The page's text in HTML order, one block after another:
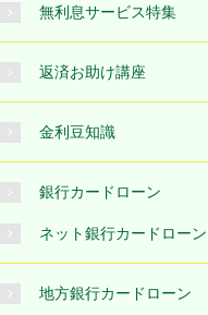
無利息サービス特集
返済お助け講座
金利豆知識
銀行カードローン
ネット銀行カードローン
地方銀行カードローン